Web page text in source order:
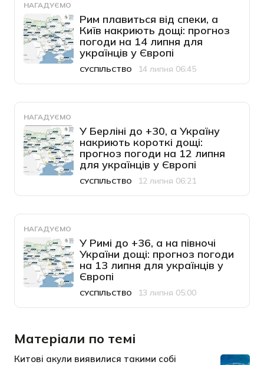
НАГАДУЄМО
Рим плавиться від спеки, а
Київ накриють дощі: прогноз
погоди на 14 липня для
українців у Європі
Категорія
СУСПІЛЬСТВО
Дата публікації14 липня 06:45
НАГАДУЄМО
У Берліні до +30, а Україну
накриють короткі дощі:
прогноз погоди на 12 липня
для українців у Європі
Категорія
СУСПІЛЬСТВО
Дата публікації12 липня 06:21
НАГАДУЄМО
У Римі до +36, а на півночі
України дощі: прогноз погоди
на 13 липня для українців у
Європі
Категорія
СУСПІЛЬСТВО
Дата публікації13 липня 05:00
Матеріали по темі
Китові акули виявилися такими собі